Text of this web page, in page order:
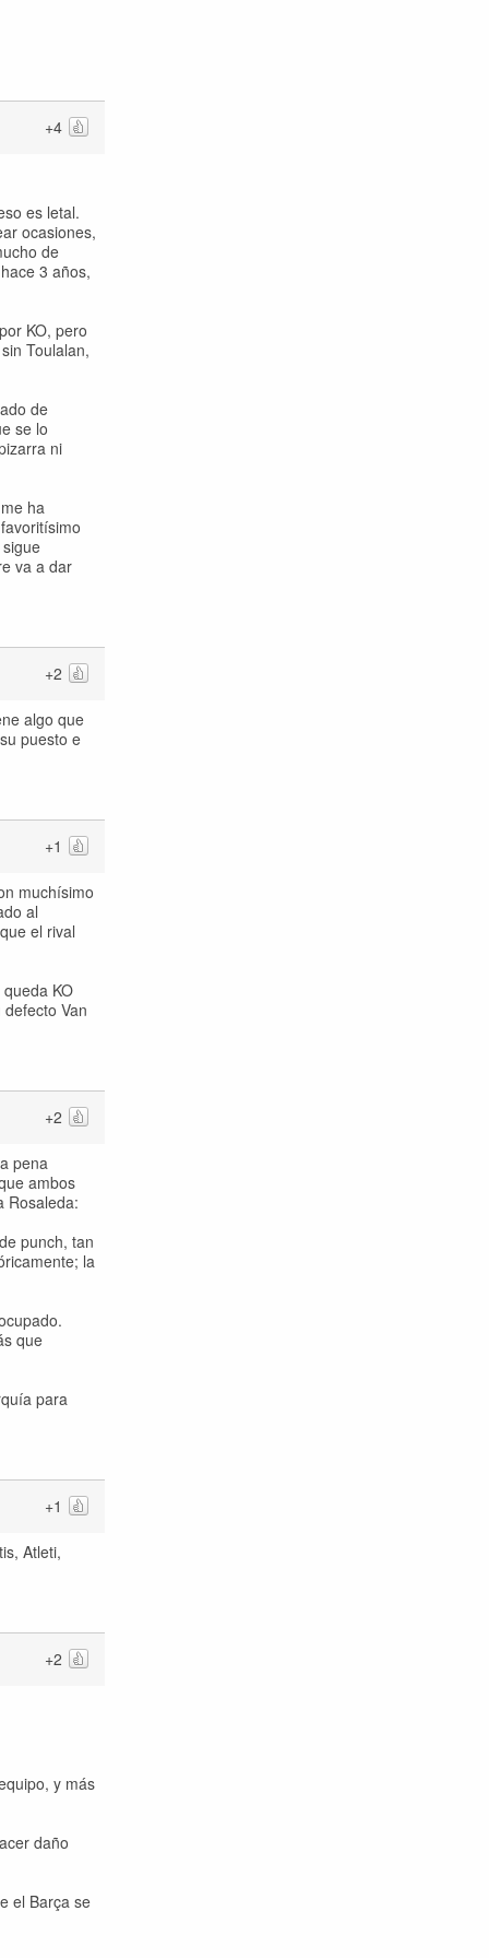
+4
es letal.
ocasiones,
de
3 años,
KO, pero
Toulalan,
de
se lo
ni
ha
va a dar
+2
algo que
puesto e
+1
muchísimo
al
el rival
KO
Van
+2
pena
ambos
Rosaleda:
punch, tan
la
que
para
+1
Atleti,
+2
y más
daño
el Barça se